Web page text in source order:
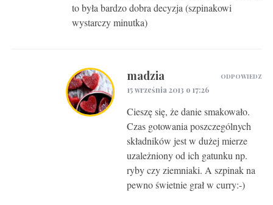
to była bardzo dobra decyzja (szpinakowi
wystarczy minutka)
madzia
15 września 2013 o 17:26
Cieszę się, że danie smakowało.
Czas gotowania poszczególnych
składników jest w dużej mierze
uzależniony od ich gatunku np.
ryby czy ziemniaki. A szpinak na
pewno świetnie grał w curry:-)
ODPOWIEDZ